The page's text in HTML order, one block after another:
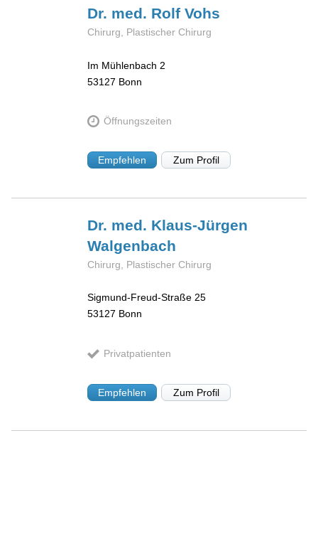
Dr. med. RolfVohs
Chirurg, Plastischer Chirurg
Im Mühlenbach 2
53127 Bonn
Öffnungszeiten
Empfehlen Zum Profil
Dr. med. Klaus-Jürgen
Walgenbach
Chirurg, Plastischer Chirurg
Sigmund-Freud-Straße 25
53127 Bonn
Privatpatienten
Empfehlen Zum Profil